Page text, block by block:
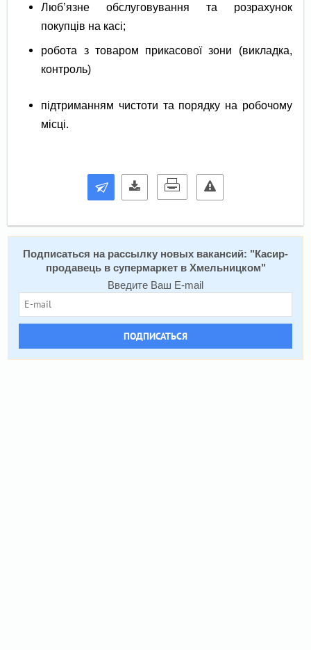
Люб’язне обслуговування та розрахунок
покупців на касі;
робота з товаром прикасової зони (викладка,
контроль)
підтриманням чистоти та порядку на робочому
місці.
Подписаться на расcылку новых вакансий: " Касир-
продавець в супермаркет в Хмельницком"
Введите Ваш E-mail
ПОДПИСАТЬСЯ